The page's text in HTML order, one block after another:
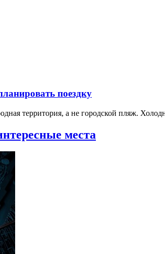
поездку
территория, а не городской пляж.
места